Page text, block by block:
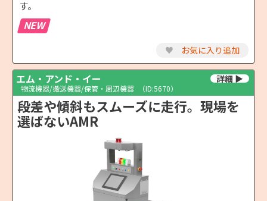
す。
NEW
♥ お気に入り追加
エム・アンド・イー
物流機器/搬送機器/保管・周辺機器 （ID:5670）
段差や傾斜もスムーズに走行。現場を
選ばないAMR